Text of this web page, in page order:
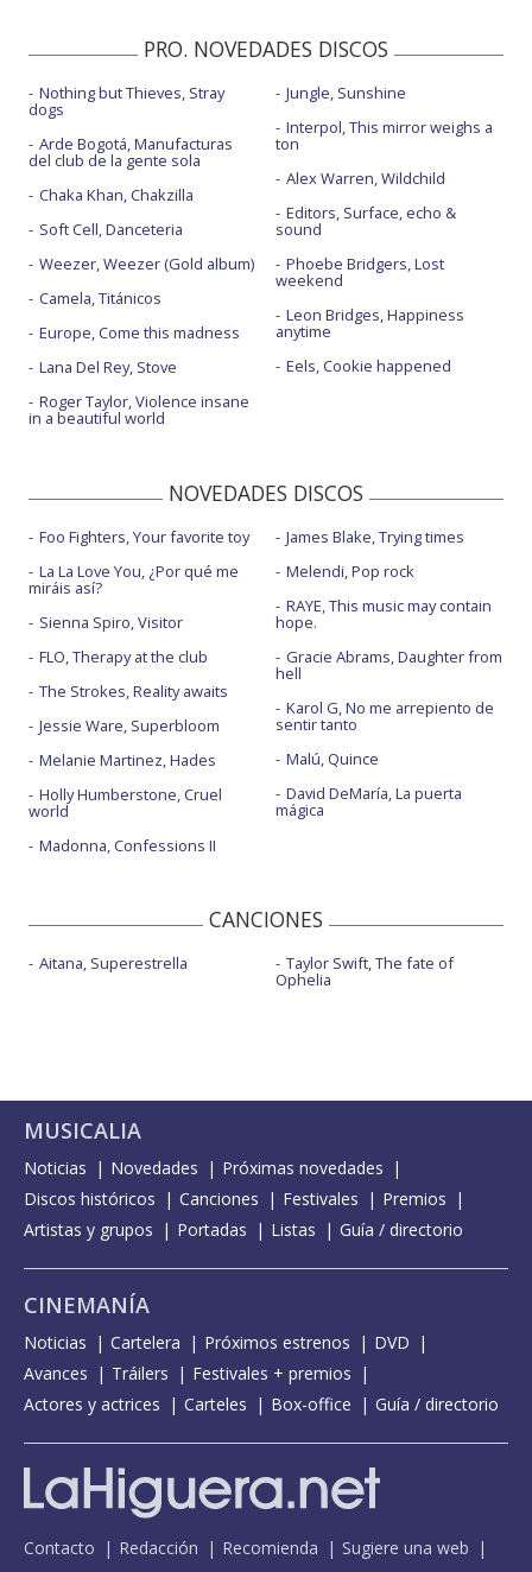
PRO. NOVEDADES DISCOS
Nothing but Thieves, Stray
dogs
Arde Bogotá, Manufacturas
del club de la gente sola
Chaka Khan, Chakzilla
Soft Cell, Danceteria
Weezer, Weezer (Gold album)
Camela, Titánicos
Europe, Come this madness
Lana Del Rey, Stove
Roger Taylor, Violence insane
in a beautiful world
Jungle, Sunshine
Interpol, This mirror weighs a
ton
Alex Warren, Wildchild
Editors, Surface, echo &
sound
Phoebe Bridgers, Lost
weekend
Leon Bridges, Happiness
anytime
Eels, Cookie happened
NOVEDADES DISCOS
Foo Fighters, Your favorite toy
La La Love You, ¿Por qué me
miráis así?
Sienna Spiro, Visitor
FLO, Therapy at the club
The Strokes, Reality awaits
Jessie Ware, Superbloom
Melanie Martinez, Hades
Holly Humberstone, Cruel
world
Madonna, Confessions II
James Blake, Trying times
Melendi, Pop rock
RAYE, This music may contain
hope.
Gracie Abrams, Daughter from
hell
Karol G, No me arrepiento de
sentir tanto
Malú, Quince
David DeMaría, La puerta
mágica
CANCIONES
Aitana, Superestrella Taylor Swift, The fate of
Ophelia
MUSICALIA
Noticias Novedades
Próximas novedades
Discos históricos
Canciones Festivales
Premios
Artistas y grupos
Portadas Listas Guía / directorio
CINEMANÍA
Noticias Cartelera Próximos estrenos
DVD
Avances
Tráilers
Festivales + premios
Actores y actrices
Carteles Box-office Guía / directorio
Contacto Redacción Recomienda
Sugiere una web